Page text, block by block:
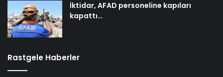
İktidar, AFAD personeline kapıları
kapattı…
Rastgele Haberler